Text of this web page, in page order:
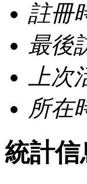
註冊
最後
上次
所在
統計信